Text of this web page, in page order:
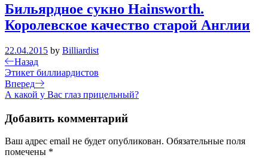
Бильярдное сукно Hainsworth.
Королевское качество старой Англии
22.04.2015 by Billiardist
Навигация
по
записям
Previous
Post
Назад
Этикет биллиардистов
Next
Post
Вперед
А какой у Вас глаз прицельный?
Добавить комментарий
Ваш адрес email не будет опубликован. Обязательные поля
помечены *